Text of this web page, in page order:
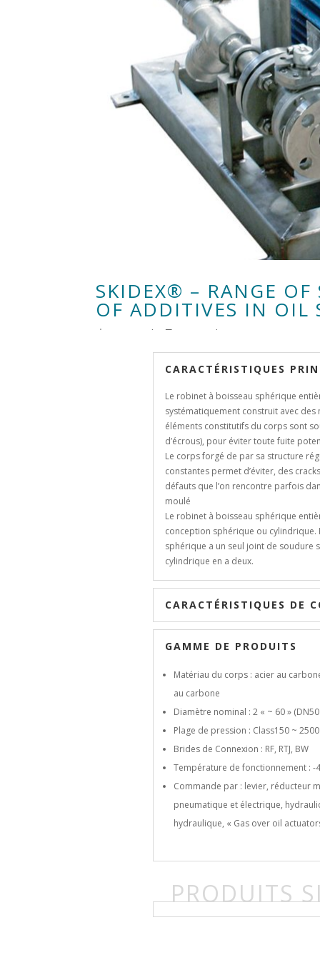
SKIDEX® – RANGE
OF ADDITIVES IN OIL
由 | 8月 9, 2018 |
CARACTÉRISTIQUES
Le robinet à boisseau sphérique
systématiquement construit avec des
éléments constitutifs du corps sont
d’écrous), pour éviter toute fuite
Le corps forgé de par sa structure
constantes permet d’éviter, des
défauts que l’on rencontre parfois
moulé
Le robinet à boisseau sphérique
conception sphérique ou
sphérique a un seul joint de soudure
cylindrique en a deux.
CARACTÉRISTIQUES DE
GAMME DE PRODUITS
Matériau du corps : acier au
au carbone
Diamètre nominal : 2 « ~ 60 »
Plage de pression : Class150 ~
Brides de Connexion : RF, RTJ, BW
Température de fonctionnement :
Commande par : levier, réducteur
pneumatique et électrique,
hydraulique, « Gas over oil
PRODUITS